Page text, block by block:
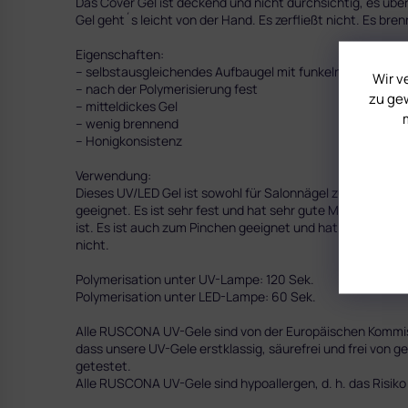
Wir
zu
Gel geht´s leicht von der Hand. Es zerfließt nicht. Es
Eigenschaften:
– selbstausgleichendes Aufbaugel mit funkelnden Partikeln
– nach der Polymerisierung fest
– mitteldickes Gel
– wenig brennend
– Honigkonsistenz
Verwendung:
Dieses UV/LED Gel ist sowohl für Salonnägel zur
geeignet. Es ist sehr fest und hat sehr gute
ist. Es ist auch zum Pinchen geeignet und hat gute
nicht.
Polymerisation unter UV-Lampe: 120 Sek.
Polymerisation unter LED-Lampe: 60 Sek.
Alle RUSCONA UV-Gele sind von der Europäischen
dass unsere UV-Gele erstklassig, säurefrei und frei von
getestet.
Alle RUSCONA UV-Gele sind hypoallergen, d. h. das